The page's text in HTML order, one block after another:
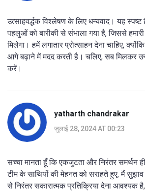
उत्साहवर्द्धक विश्लेषण के लिए धन्यवाद। यह स्पष्ट
पहलुओं को बारीकी से संभाला गया है, जिससे
मिलेगा। हमें लगातार प्रोत्साहन देना चाहिए,
आगे बढ़ाने में मदद करती है। चलिए, सब मिलकर
करें।
yatharth chandrakar
जुलाई 28, 2024 AT 00:23
सच्चा मानता हूँ कि एकजुटता और निरंतर समर्थन
टीम के साथियों की मेहनत को सराहते हुए, मैं
से निरंतर सकारात्मक प्रतिक्रिया देना आवश्यक